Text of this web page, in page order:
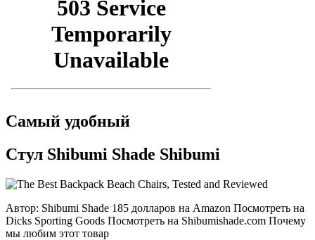
Самый удобный
Стул Shibumi Shade Shibumi
Автор: Shibumi Shade 185 долларов на Amazon Посмотреть на
Dicks Sporting Goods Посмотреть на Shibumishade.com Почему
мы любим этот товар